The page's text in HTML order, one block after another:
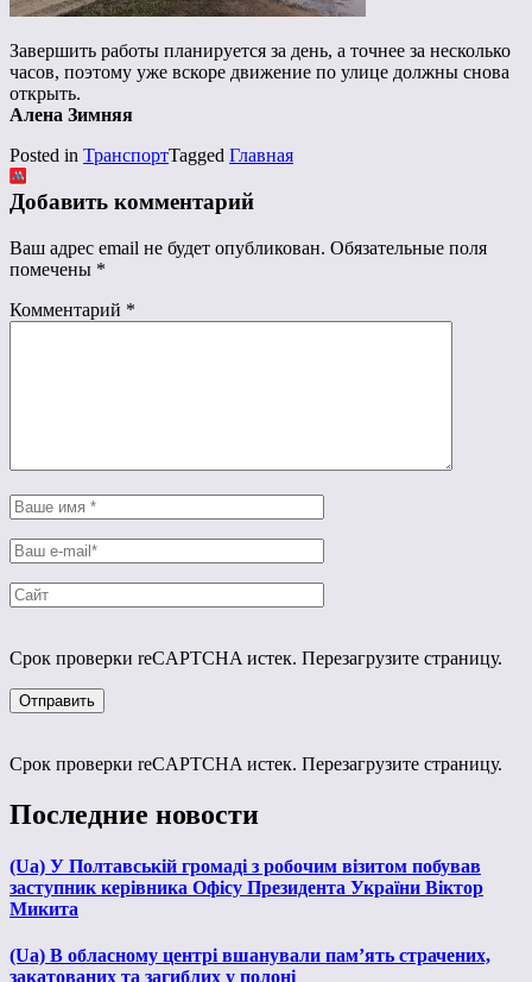
Завершить работы планируется за день, а точнее за несколько
часов, поэтому уже вскоре движение по улице должны снова
открыть.
Алена Зимняя
Posted in ТранспортTagged Главная
Добавить комментарий
Ваш адрес email не будет опубликован. Обязательные поля
помечены *
Комментарий *
Срок проверки reCAPTCHA истек. Перезагрузите страницу.
Срок проверки reCAPTCHA истек. Перезагрузите страницу.
Последние новости
(Ua) У Полтавській громаді з робочим візитом побував
заступник керівника Офісу Президента України Віктор
Микита
(Ua) В обласному центрі вшанували пам’ять страчених,
закатованих та загиблих у полоні